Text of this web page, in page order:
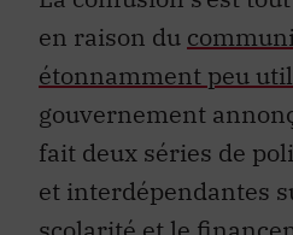
en raison du
étonnamment peu utile
gouvernement
fait deux séries de
et interdépendantes
scolarité et le